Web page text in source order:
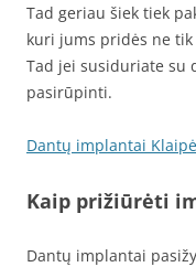
Tad geriau šiek tiek
kuri jums pridės ne
Tad jei susiduriate su
pasirūpinti.
Dantų implantai
Kaip prižiūrėti
Dantų implantai